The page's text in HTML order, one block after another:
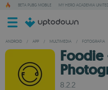
BETA PUBG MOBILE MY HERO ACADEMIA
ANDROID / APP / MULTIMEDIA / FOTOGRAFIA
Foodie
8.2.2